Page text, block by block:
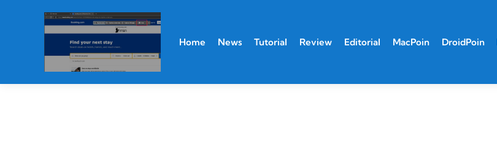
Home News Tutorial Review Editorial MacPoin DroidPoin